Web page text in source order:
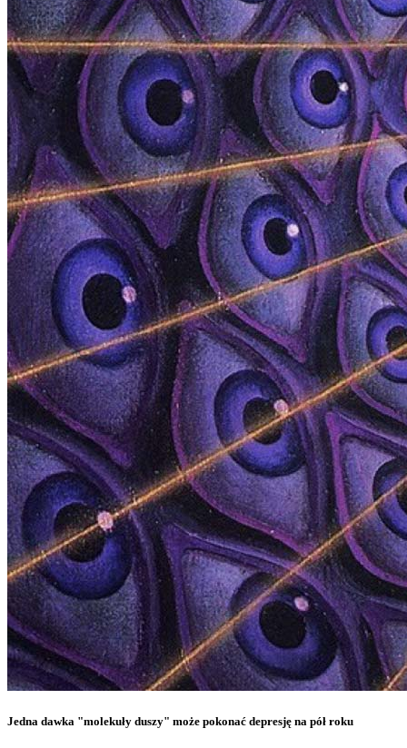
Jedna dawka "molekuły duszy" może pokonać depresję na pół roku